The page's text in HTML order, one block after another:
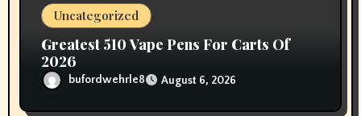
Uncategorized
Greatest 510 Vape Pens For Carts Of
2026
bufordwehrle8 August 6, 2026